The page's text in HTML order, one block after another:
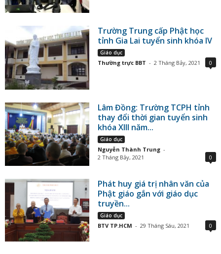
Trường Trung cấp Phật học
tỉnh Gia Lai tuyển sinh khóa IV
Giáo dục
Thường trực BBT - 2 Tháng Bảy, 2021 0
Lâm Đồng: Trường TCPH tỉnh
thay đổi thời gian tuyển sinh
khóa XIII năm...
Giáo dục
Nguyễn Thành Trung -
2 Tháng Bảy, 2021
0
Phát huy giá trị nhân văn của
Phật giáo gắn với giáo dục
truyền...
Giáo dục
BTV TP.HCM - 29 Tháng Sáu, 2021 0